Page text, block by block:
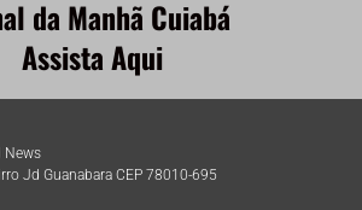
da Manhã Cuiabá
Assista Aqui
News
Jd Guanabara CEP 78010-695